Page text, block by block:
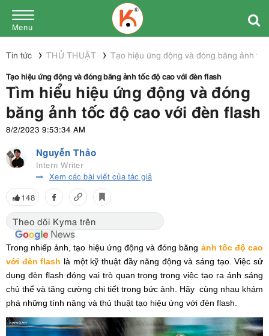
Menu
Tin tức THỦ THUẬT
Tạo hiệu ứng động và đóng băng ảnh
Tạo hiệu ứng động và đóng băng ảnh tốc độ cao với đèn flash
Tìm hiểu hiệu ứng động và đóng
băng ảnh tốc độ cao với đèn flash
8/2/2023 9:53:34 AM
Nguyễn Thảo
Intern Writer
Xem các bài viết của tác giả
148
Theo dõi Kyma trên
Trong nhiếp ảnh, tạo hiệu ứng động và đóng băng ảnh tốc độ cao
với đèn flash là một kỹ thuật đầy năng động và sáng tạo. Việc sử
dụng đèn flash đóng vai trò quan trọng trong việc tạo ra ánh sáng
chủ thể và tăng cường chi tiết trong bức ảnh. Hãy cùng nhau khám
phá những tính năng và thủ thuật tạo hiệu ứng với đèn flash.